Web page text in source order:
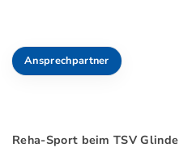
Ansprechpartner
Reha-Sport beim TSV Glinde